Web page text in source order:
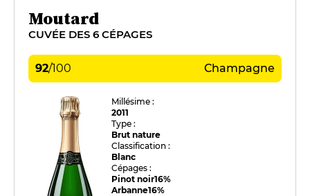
Moutard
CUVÉE DES 6 CÉPAGES
92/100 Champagne
Millésime :
2011
Type :
Brut nature
Classification :
Blanc
Cépages :
Pinot noir16%
Arbanne16%